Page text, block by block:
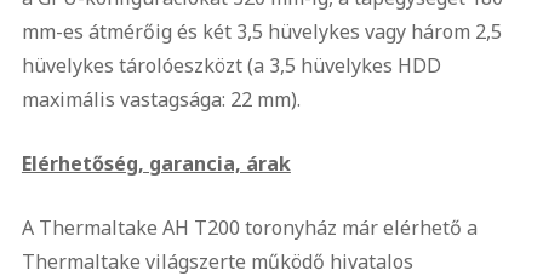
mm-es átmérőig és két 3,5 hüvelykes vagy három 2,5
hüvelykes tárolóeszközt (a 3,5 hüvelykes HDD
maximális vastagsága: 22 mm).
Elérhetőség, garancia, árak
A Thermaltake AH T200 toronyház már elérhető a
Thermaltake világszerte működő hivatalos